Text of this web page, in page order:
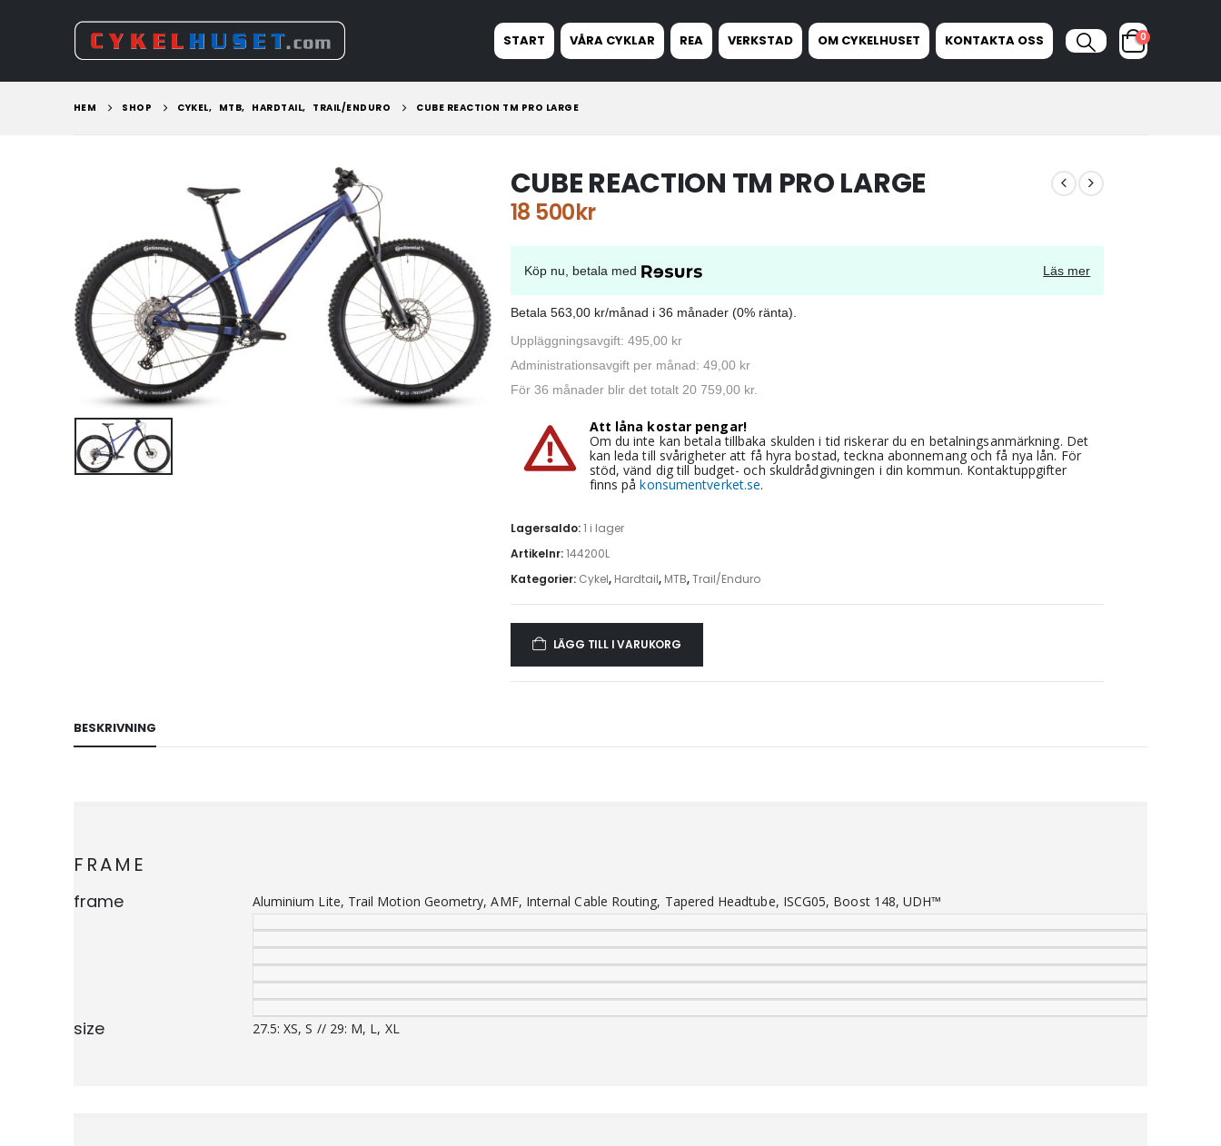
START VÅRA CYKLAR REA VERKSTAD OM CYKELHUSET KONTAKTA OSS 0
HEM SHOP CYKEL, MTB, HARDTAIL, TRAIL/ENDURO CUBE REACTION TM PRO LARGE
CUBE REACTION TM PRO LARGE
18 500kr
Köp nu, betala med Läs mer
Betala 563,00 kr/månad i 36 månader (0% ränta).
Uppläggningsavgift: 495,00 kr
Administrationsavgift per månad: 49,00 kr
För 36 månader blir det totalt 20 759,00 kr.
Att låna kostar pengar!
Om du inte kan betala tillbaka skulden i tid riskerar du en betalningsanmärkning. Det
kan leda till svårigheter att få hyra bostad, teckna abonnemang och få nya lån. För
stöd, vänd dig till budget- och skuldrådgivningen i din kommun. Kontaktuppgifter
finns påkonsumentverket.se.
Lagersaldo:1 i lager
Artikelnr:144200L
Kategorier: Cykel, Hardtail, MTB,Trail/Enduro
LÄGG TILL I VARUKORG
BESKRIVNING
FRAME
frame Aluminium Lite, Trail Motion Geometry, AMF, Internal Cable Routing, Tapered Headtube, ISCG05, Boost 148, UDH™
size 27.5: XS, S // 29: M, L, XL